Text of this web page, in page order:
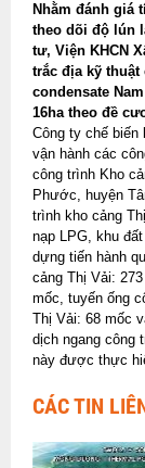
Nhằm đánh giá
theo dõi độ lún
tư, Viện KHCN
trắc địa kỹ
condensate
16ha theo đề
Công ty chế biến
vận hành các
công trình Kho
Phước, huyện
trình kho cảng
nạp LPG, khu
dựng tiến hành
cảng Thị Vải:
mốc, tuyến ống
Thị Vải: 68 mốc
dịch ngang công
này được thực
CÁC TIN